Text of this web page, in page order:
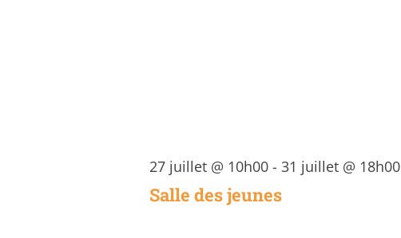
Salle des jeunes
27 juillet @ 10h00 -31 juillet @ 18h00